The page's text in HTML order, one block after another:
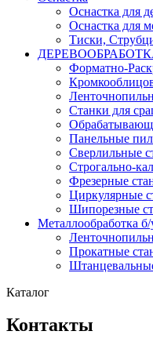
Оснастка для
Оснастка для
Тиски,
Форматно-
Станки для
Панельные
Сверлильные
Строгально-
Фрезерные
Циркулярные
Шипорезные
Металлообработка б/
Прокатные
Каталог
Контакты